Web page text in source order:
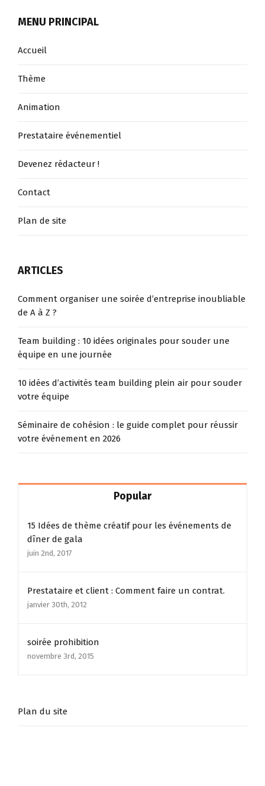
MENU PRINCIPAL
Accueil
Thème
Animation
Prestataire événementiel
Devenez rédacteur !
Contact
Plan de site
ARTICLES
Comment organiser une soirée d’entreprise inoubliable
de A à Z ?
Team building : 10 idées originales pour souder une
équipe en une journée
10 idées d’activités team building plein air pour souder
votre équipe
Séminaire de cohésion : le guide complet pour réussir
votre événement en 2026
Popular
15 Idées de thème créatif pour les événements de
dîner de gala
juin 2nd, 2017
Prestataire et client : Comment faire un contrat.
janvier 30th, 2012
soirée prohibition
novembre 3rd, 2015
Plan du site